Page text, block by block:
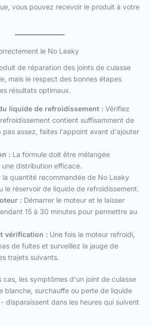
vous pouvez recevoir le produit à votre
le No Leaky
de réparation des joints de culasse
mais le respect des bonnes étapes
résultats optimaux.
liquide de refroidissement : Vérifiez
contient suffisamment de
pas assez, faites l'appoint avant d'ajouter
: La formule doit être mélangée
distribution efficace.
la quantité recommandée de No Leaky
le réservoir de liquide de refroidissement.
: Démarrer le moteur et le laisser
15 à 30 minutes pour permettre au
vérification : Une fois le moteur refroidi,
de fuites et surveillez la jauge de
trajets suivants.
cas, les symptômes d'un joint de culasse
blanche, surchauffe ou perte de liquide
disparaissent dans les heures qui suivent